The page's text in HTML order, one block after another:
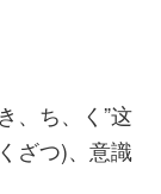
、ち、く”这
ざつ)、意識